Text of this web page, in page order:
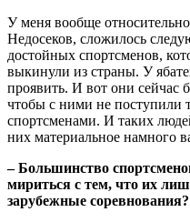
У меня вообще
Недосеков, сложилось
достойных спортсменов,
выкинули из страны. У
проявить. И вот они сейчас
чтобы с ними не поступили
спортсменами. И таких
них материальное намного
– Большинство
мириться с тем, что их
зарубежные соревнования?